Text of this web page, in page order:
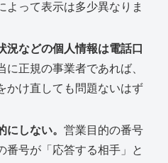
よって表示は多少異なりま
況などの個人情報は電話口
に正規の事業者であれば、
かけ直しても問題ないはず
にしない。営業目的の番号
番号が「応答する相手」と